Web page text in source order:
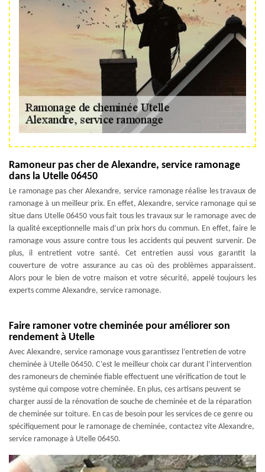
Ramoneur pas cher de Alexandre, service ramonage
dans la Utelle 06450
Le ramonage pas cher Alexandre, service ramonage réalise les travaux de
ramonage à un meilleur prix. En effet, Alexandre, service ramonage qui se
situe dans Utelle 06450 vous fait tous les travaux sur le ramonage avec de
la qualité exceptionnelle mais d’un prix hors du commun. En effet, faire le
ramonage vous assure contre tous les accidents qui peuvent survenir. De
plus, il entretient votre santé. Cet entretien aussi vous garantit la
couverture de votre assurance au cas où des problèmes apparaissent.
Alors pour le bien de votre maison et votre sécurité, appelé toujours les
experts comme Alexandre, service ramonage.
Faire ramoner votre cheminée pour améliorer son
rendement à Utelle
Avec Alexandre, service ramonage vous garantissez l’entretien de votre
cheminée à Utelle 06450. C’est le meilleur choix car durant l’intervention
des ramoneurs de cheminée fiable effectuent une vérification de tout le
système qui compose votre cheminée. En plus, ces artisans peuvent se
charger aussi de la rénovation de souche de cheminée et de la réparation
de cheminée sur toiture. En cas de besoin pour les services de ce genre ou
spécifiquement pour le ramonage de cheminée, contactez vite Alexandre,
service ramonage à Utelle 06450.